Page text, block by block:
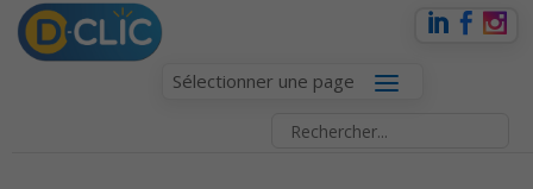
Sélectionner une page